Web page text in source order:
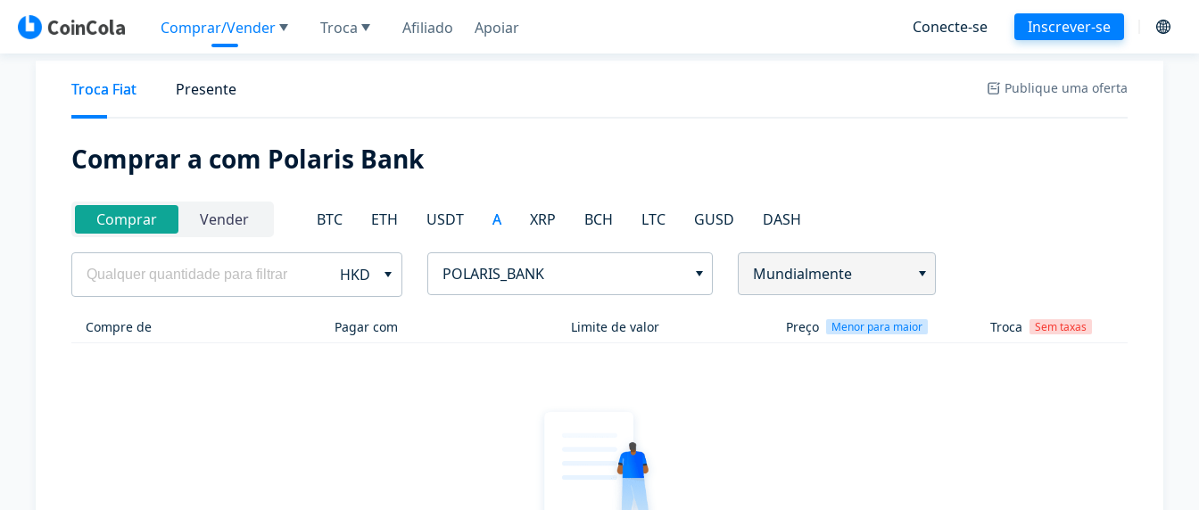
Comprar/Vender Troca Afiliado Apoiar Conecte-se Inscrever-se
Troca Fiat Presente Publique uma oferta
Comprar a com Polaris Bank
Comprar Vender BTC ETH USDT A XRP BCH LTC GUSD DASH
HKD POLARIS_BANK Mundialmente
Compre de Pagar com Limite de valor Preço Menor para maior Troca Sem taxas